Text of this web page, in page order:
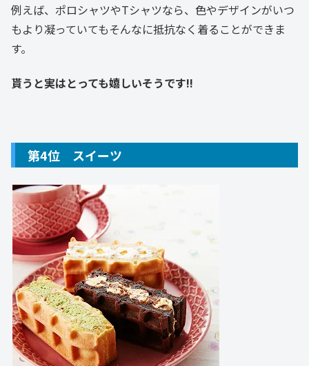
例えば、ポロシャツやTシャツなら、色やデザインがいつ
もより凝っていてもそんなに抵抗なく着ることができま
す。
貰うと実はとっても嬉しいそうです!!
第4位 スイーツ